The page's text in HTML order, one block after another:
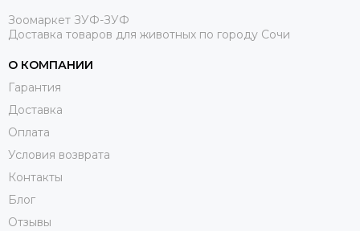
Зоомаркет ЗУФ-ЗУФ
Доставка товаров для животных по городу Сочи
О КОМПАНИИ
Гарантия
Доставка
Оплата
Условия возврата
Контакты
Блог
Отзывы